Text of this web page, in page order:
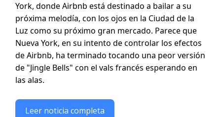
York, donde Airbnb está destinado a bailar a su
próxima melodía, con los ojos en la Ciudad de la
Luz como su próximo gran mercado. Parece que
Nueva York, en su intento de controlar los efectos
de Airbnb, ha terminado tocando una peor versión
de "Jingle Bells" con el vals francés esperando en
las alas.
Leer noticia completa